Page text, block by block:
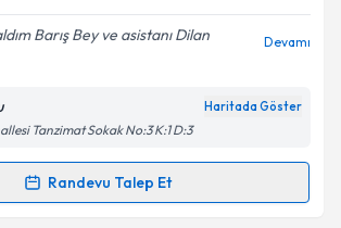
Barış Bey ve asistanı Dilan
Devamı
Haritada Göster
Tanzimat Sokak No:3 K:1 D:3
Randevu Talep Et
Takvimi Talebi